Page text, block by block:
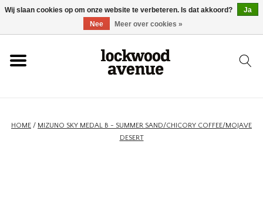
HOME
NIEUW
HOME / MIZUNO SKY MEDAL B - SUMMER SAND/CHICORY COFFEE/MOJAVE
DESERT
Wij slaan cookies op om onze website te verbeteren. Is dat akkoord?
Ja
Nee
Meer over cookies »